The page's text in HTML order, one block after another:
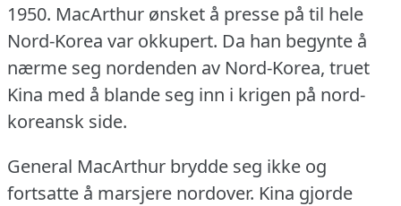
1950. MacArthur ønsket å presse på til hele
Nord-Korea var okkupert. Da han begynte å
nærme seg nordenden av Nord-Korea, truet
Kina med å blande seg inn i krigen på nord-
koreansk side.
General MacArthur brydde seg ikke og
fortsatte å marsjere nordover. Kina gjorde